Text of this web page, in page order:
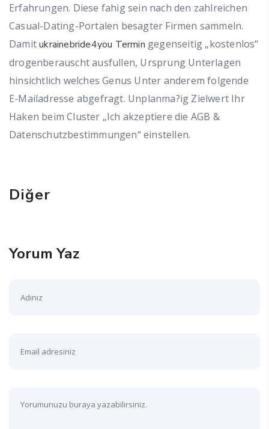
Erfahrungen. Diese fahig sein nach den zahlreichen
Casual-Dating-Portalen besagter Firmen sammeln.
Damitukrainebride4you Termin gegenseitig „kostenlos“
drogenberauscht ausfullen, Ursprung Unterlagen
hinsichtlich welches Genus Unter anderem folgende
E-Mailadresse abgefragt. Unplanma?ig Zielwert Ihr
Haken beim Cluster „Ich akzeptiere die AGB &
Datenschutzbestimmungen“ einstellen.
Diğer
Yorum Yaz